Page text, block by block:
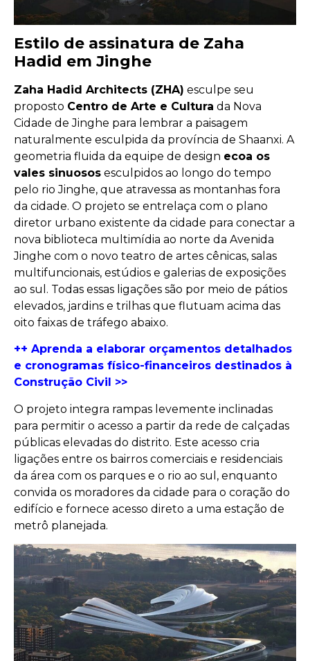
Estilo de assinatura de Zaha
Hadid em Jinghe
Zaha Hadid Architects (ZHA) esculpe seu
proposto Centro de Arte e Cultura da Nova
Cidade de Jinghe para lembrar a paisagem
naturalmente esculpida da província de Shaanxi. A
geometria fluida da equipe de design ecoa os
vales sinuosos esculpidos ao longo do tempo
pelo rio Jinghe, que atravessa as montanhas fora
da cidade. O projeto se entrelaça com o plano
diretor urbano existente da cidade para conectar a
nova biblioteca multimídia ao norte da Avenida
Jinghe com o novo teatro de artes cênicas, salas
multifuncionais, estúdios e galerias de exposições
ao sul. Todas essas ligações são por meio de pátios
elevados, jardins e trilhas que flutuam acima das
oito faixas de tráfego abaixo.
++ Aprenda a elaborar orçamentos detalhados
e cronogramas físico-financeiros destinados à
Construção Civil >>
O projeto integra rampas levemente inclinadas
para permitir o acesso a partir da rede de calçadas
públicas elevadas do distrito. Este acesso cria
ligações entre os bairros comerciais e residenciais
da área com os parques e o rio ao sul, enquanto
convida os moradores da cidade para o coração do
edifício e fornece acesso direto a uma estação de
metrô planejada.